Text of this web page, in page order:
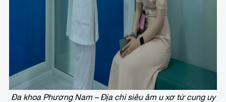
Đa khoa Phương Nam – Địa chỉ siêu âm u xơ tử cung uy